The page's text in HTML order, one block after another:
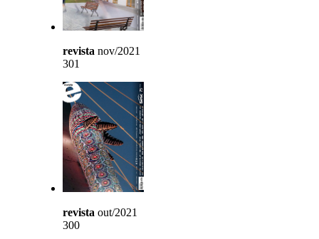
revista nov/2021
301
revista out/2021
300